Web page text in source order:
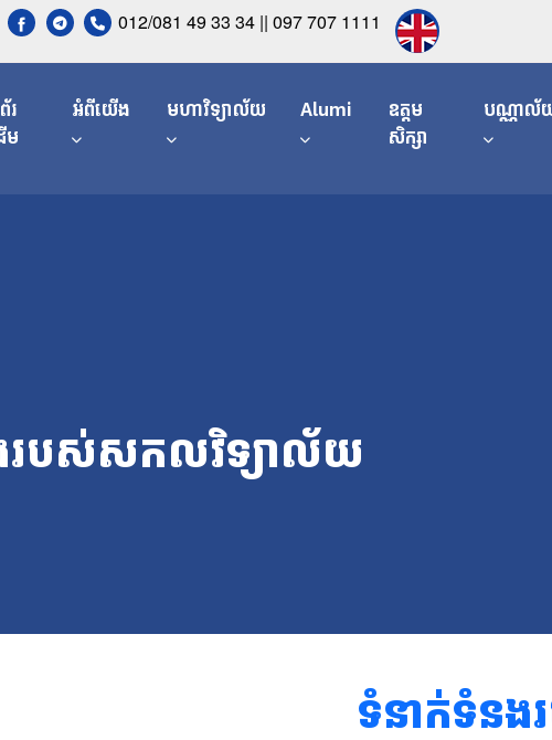
012/081 49 33 34 || 097 707 1111
រ
ម
អំពីយើង មហាវិទ្យាល័យ Alumi
ឧត្តម
សិក្សា
បណ្ណាល័
របស់សកលវិទ្យាល័យ
ទំនាក់ទំន